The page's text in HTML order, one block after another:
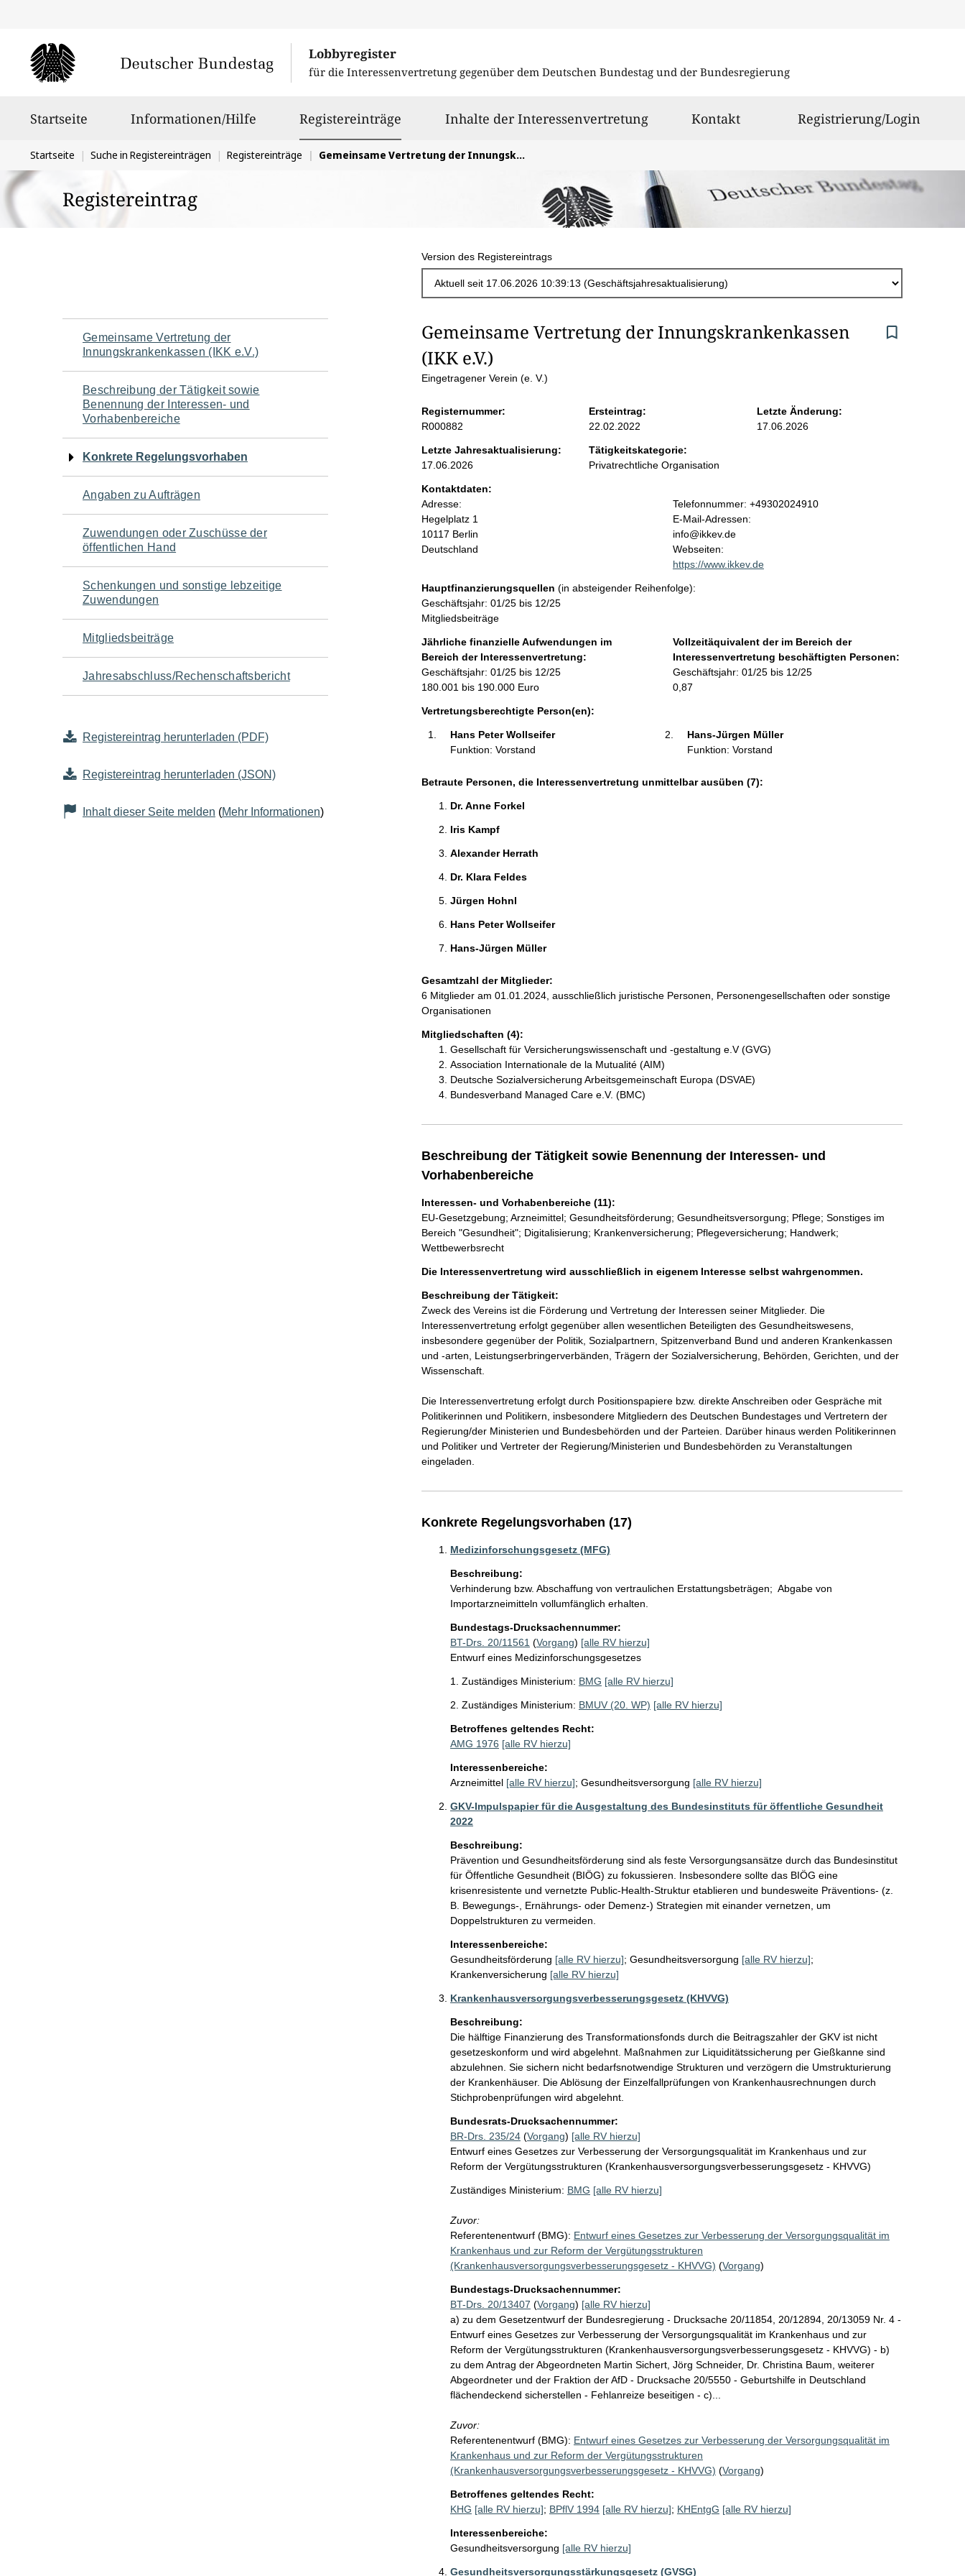
Lobbyregister
für die Interessenvertretung gegenüber dem Deutschen Bundestag und der Bundesregierung
Startseite Informationen/Hilfe Registereinträge ausgewähltInhalte der Interessenvertretung Kontakt Registrierung/Login
Sie
befinden
sich
hier:
Startseite Suche in Registereinträgen Registereinträge Gemeinsame Vertretung der Innungskrankenkassen (IKK e.V.)
Registereintrag
Version des Registereintrags
Navigation
für
den
Seiteninhalt
Gemeinsame Vertretung der
Innungskrankenkassen (IKK e.V.)
Beschreibung der Tätigkeit sowie
Benennung der Interessen- und
Vorhabenbereiche
Konkrete Regelungsvorhaben
Angaben zu Aufträgen
Zuwendungen oder Zuschüsse der
öffentlichen Hand
Schenkungen und sonstige lebzeitige
Zuwendungen
Mitgliedsbeiträge
Jahresabschluss/Rechenschaftsbericht
Registereintrag herunterladen (PDF)
Registereintrag herunterladen (JSON)
Inhalt dieser Seite melden (Mehr Informationen)
S
e
i
t
e
n
i
n
h
a
l
t
Gemeinsame Vertretung der Innungskrankenkassen
(IKK e.V.)
Eingetragener Verein (e. V.)
Registernummer:
R000882
Ersteintrag:
22.02.2022
Letzte Änderung:
17.06.2026
Letzte Jahresaktualisierung:
17.06.2026
Tätigkeitskategorie:
Privatrechtliche Organisation
Kontaktdaten:
Adresse:
Hegelplatz 1
10117 Berlin
Deutschland
K
o
n
t
a
t
f
o
r
m
Telefonnummer: +49302024910
E-Mail-Adressen:
info@ikkev.de
Webseiten:
https://www.ikkev.de
Hauptfinanzierungsquellen (in absteigender Reihenfolge):
Geschäftsjahr: 01/25 bis 12/25
Mitgliedsbeiträge
Jährliche finanzielle Aufwendungen im
Bereich der Interessenvertretung:
Geschäftsjahr: 01/25 bis 12/25
180.001 bis 190.000 Euro
Vollzeitäquivalent der im Bereich der
Interessenvertretung beschäftigten Personen:
Geschäftsjahr: 01/25 bis 12/25
0,87
Vertretungsberechtigte Person(en):
Hans Peter Wollseifer
Funktion: Vorstand
Hans-Jürgen Müller
Funktion: Vorstand
Betraute Personen, die Interessenvertretung unmittelbar ausüben (7):
Dr. Anne Forkel
Iris Kampf
Alexander Herrath
Dr. Klara Feldes
Jürgen Hohnl
Hans Peter Wollseifer
Hans-Jürgen Müller
Gesamtzahl der Mitglieder:
6 Mitglieder am 01.01.2024, ausschließlich juristische Personen, Personengesellschaften oder sonstige
Organisationen
Mitgliedschaften (4):
Gesellschaft für Versicherungswissenschaft und -gestaltung e.V (GVG)
Association Internationale de la Mutualité (AIM)
Deutsche Sozialversicherung Arbeitsgemeinschaft Europa (DSVAE)
Bundesverband Managed Care e.V. (BMC)
Beschreibung der Tätigkeit sowie Benennung der Interessen- und
Vorhabenbereiche
Interessen- und Vorhabenbereiche (11):
EU-Gesetzgebung; Arzneimittel; Gesundheitsförderung; Gesundheitsversorgung; Pflege; Sonstiges im
Bereich "Gesundheit"; Digitalisierung; Krankenversicherung; Pflegeversicherung; Handwerk;
Wettbewerbsrecht
Die Interessenvertretung wird ausschließlich in eigenem Interesse selbst wahrgenommen.
Beschreibung der Tätigkeit:
Zweck des Vereins ist die Förderung und Vertretung der Interessen seiner Mitglieder. Die
Interessenvertretung erfolgt gegenüber allen wesentlichen Beteiligten des Gesundheitswesens,
insbesondere gegenüber der Politik, Sozialpartnern, Spitzenverband Bund und anderen Krankenkassen
und -arten, Leistungserbringerverbänden, Trägern der Sozialversicherung, Behörden, Gerichten, und der
Wissenschaft.
Die Interessenvertretung erfolgt durch Positionspapiere bzw. direkte Anschreiben oder Gespräche mit
Politikerinnen und Politikern, insbesondere Mitgliedern des Deutschen Bundestages und Vertretern der
Regierung/der Ministerien und Bundesbehörden und der Parteien. Darüber hinaus werden Politikerinnen
und Politiker und Vertreter der Regierung/Ministerien und Bundesbehörden zu Veranstaltungen
eingeladen.
Konkrete Regelungsvorhaben (17)
Medizinforschungsgesetz (MFG)
Beschreibung:
Verhinderung bzw. Abschaffung von vertraulichen Erstattungsbeträgen;  Abgabe von
Importarzneimitteln vollumfänglich erhalten.
Bundestags-Drucksachennummer:
BT-Drs. 20/11561 (Vorgang) [alle RV hierzu]
Entwurf eines Medizinforschungsgesetzes
1. Zuständiges Ministerium: BMG [alle RV hierzu]
2. Zuständiges Ministerium: BMUV (20. WP) [alle RV hierzu]
Betroffenes geltendes Recht:
AMG 1976 [alle RV hierzu]
Interessenbereiche:
Arzneimittel [alle RV hierzu]; Gesundheitsversorgung [alle RV hierzu]
GKV-Impulspapier für die Ausgestaltung des Bundesinstituts für öffentliche Gesundheit
2022
Beschreibung:
Prävention und Gesundheitsförderung sind als feste Versorgungsansätze durch das Bundesinstitut
für Öffentliche Gesundheit (BIÖG) zu fokussieren. Insbesondere sollte das BIÖG eine
krisenresistente und vernetzte Public-Health-Struktur etablieren und bundesweite Präventions- (z.
B. Bewegungs-, Ernährungs- oder Demenz-) Strategien mit einander vernetzen, um
Doppelstrukturen zu vermeiden.
Interessenbereiche:
Gesundheitsförderung [alle RV hierzu]; Gesundheitsversorgung [alle RV hierzu];
Krankenversicherung [alle RV hierzu]
Krankenhausversorgungsverbesserungsgesetz (KHVVG)
Beschreibung:
Die hälftige Finanzierung des Transformationsfonds durch die Beitragszahler der GKV ist nicht
gesetzeskonform und wird abgelehnt. Maßnahmen zur Liquiditätssicherung per Gießkanne sind
abzulehnen. Sie sichern nicht bedarfsnotwendige Strukturen und verzögern die Umstrukturierung
der Krankenhäuser. Die Ablösung der Einzelfallprüfungen von Krankenhausrechnungen durch
Stichprobenprüfungen wird abgelehnt.
Bundesrats-Drucksachennummer:
BR-Drs. 235/24(Vorgang) [alle RV hierzu]
Entwurf eines Gesetzes zur Verbesserung der Versorgungsqualität im Krankenhaus und zur
Reform der Vergütungsstrukturen (Krankenhausversorgungsverbesserungsgesetz - KHVVG)
Zuständiges Ministerium: BMG [alle RV hierzu]
Zuvor:
Referentenentwurf (BMG): Entwurf eines Gesetzes zur Verbesserung der Versorgungsqualität im
Krankenhaus und zur Reform der Vergütungsstrukturen
(Krankenhausversorgungsverbesserungsgesetz - KHVVG) (Vorgang)
Bundestags-Drucksachennummer:
BT-Drs. 20/13407 (Vorgang) [alle RV hierzu]
a) zu dem Gesetzentwurf der Bundesregierung - Drucksache 20/11854, 20/12894, 20/13059 Nr. 4 -
Entwurf eines Gesetzes zur Verbesserung der Versorgungsqualität im Krankenhaus und zur
Reform der Vergütungsstrukturen (Krankenhausversorgungsverbesserungsgesetz - KHVVG) - b)
zu dem Antrag der Abgeordneten Martin Sichert, Jörg Schneider, Dr. Christina Baum, weiterer
Abgeordneter und der Fraktion der AfD - Drucksache 20/5550 - Geburtshilfe in Deutschland
flächendeckend sicherstellen - Fehlanreize beseitigen - c)...
Zuvor:
Referentenentwurf (BMG): Entwurf eines Gesetzes zur Verbesserung der Versorgungsqualität im
Krankenhaus und zur Reform der Vergütungsstrukturen
(Krankenhausversorgungsverbesserungsgesetz - KHVVG) (Vorgang)
Betroffenes geltendes Recht:
KHG [alle RV hierzu]; BPflV 1994 [alle RV hierzu]; KHEntgG [alle RV hierzu]
Interessenbereiche:
Gesundheitsversorgung [alle RV hierzu]
Gesundheitsversorgungsstärkungsgesetz (GVSG)